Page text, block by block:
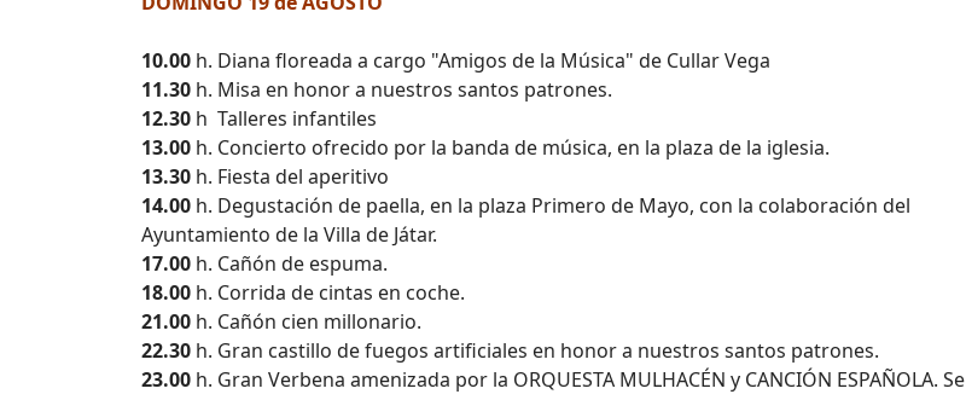
10.00 h. Diana floreada a cargo "Amigos de la Música" de Cullar Vega
11.30 h. Misa en honor a nuestros santos patrones.
12.30 h Talleres infantiles
13.00 h. Concierto ofrecido por la banda de música, en la plaza de la iglesia.
13.30 h. Fiesta del aperitivo
14.00 h. Degustación de paella, en la plaza Primero de Mayo, con la colaboración del
Ayuntamiento de la Villa de Játar.
17.00 h. Cañón de espuma.
18.00 h. Corrida de cintas en coche.
21.00 h. Cañón cien millonario.
22.30 h. Gran castillo de fuegos artificiales en honor a nuestros santos patrones.
23.00 h. Gran Verbena amenizada por la ORQUESTA MULHACÉN y CANCIÓN ESPAÑOLA. Se